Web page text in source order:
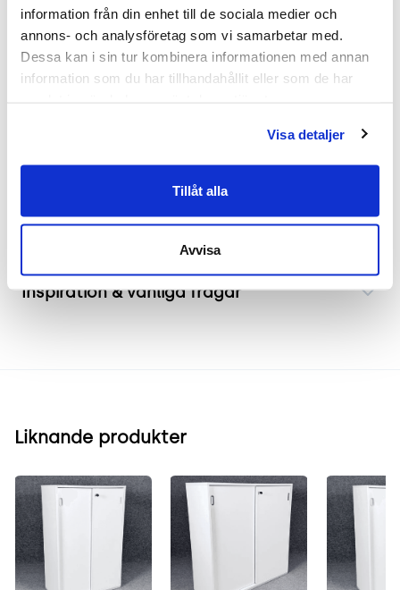
information från din enhet till de sociala medier och
annons- och analysföretag som vi samarbetar med.
Dessa kan i sin tur kombinera informationen med annan
information som du har tillhandahållit eller som de har
Visa detaljer
Tillåt alla
Avvisa
Mer om Siglo
Siglo förvaring med låsbara skjutdörrar, designat
av Henrik Schulz, är en del av en modulär serie
kontorsmiljöer. Perfekt för att upprätthålla en
Frakt & leverans
Inspiration & vanliga frågar
Liknande produkter